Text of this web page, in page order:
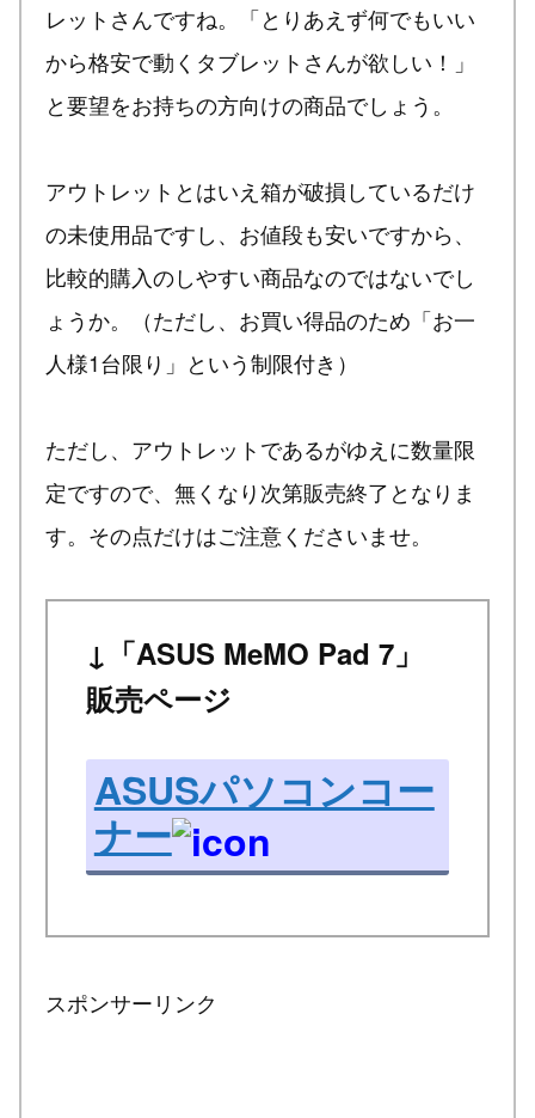
レットさんですね。「とりあえず何でもいい
から格安で動くタブレットさんが欲しい！」
と要望をお持ちの方向けの商品でしょう。
アウトレットとはいえ箱が破損しているだけ
の未使用品ですし、お値段も安いですから、
比較的購入のしやすい商品なのではないでし
ょうか。（ただし、お買い得品のため「お一
人様1台限り」という制限付き）
ただし、アウトレットであるがゆえに数量限
定ですので、無くなり次第販売終了となりま
す。その点だけはご注意くださいませ。
↓「ASUS MeMO Pad 7」
販売ページ
ASUSパソコンコー
ナー
スポンサーリンク